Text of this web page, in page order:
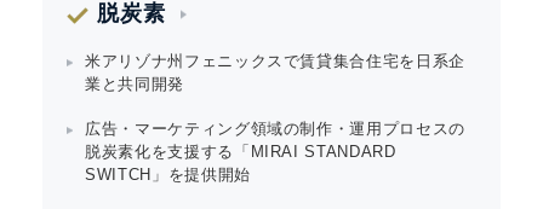
脱炭素
米アリゾナ州フェニックスで賃貸集合住宅を日系企
業と共同開発
広告・マーケティング領域の制作・運用プロセスの
脱炭素化を支援する「MIRAI STANDARD
SWITCH」を提供開始